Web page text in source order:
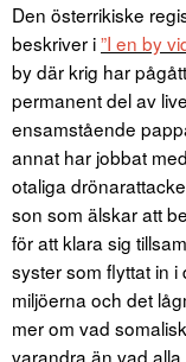
Den österrikiske
beskriver i”I en by
by där krig har
permanent del av
ensamstående
annat har jobbat
otaliga
son som älskar att
för att klara sig
syster som flyttat in
miljöerna och det
mer om vad
varandra än vad